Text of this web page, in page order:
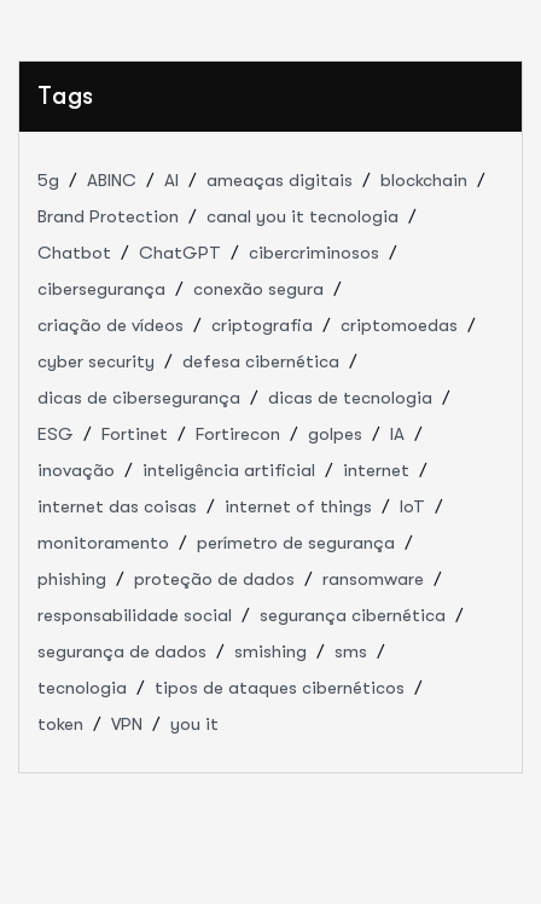
Tags
5g ABINC AI ameaças digitais
blockchain
Brand Protection
canal you it tecnologia
Chatbot
ChatGPT
cibercriminosos
cibersegurança
conexão segura
criação de vídeos
criptografia
criptomoedas
cyber security
defesa cibernética
dicas de cibersegurança
dicas de tecnologia
ESG
Fortinet Fortirecon golpes
IA
inovação
inteligência artificial
internet
internet das coisas
internet of things
IoT
monitoramento
perímetro de segurança
phishing
proteção de dados
ransomware
responsabilidade social
segurança cibernética
segurança de dados
smishing
sms
tecnologia
tipos de ataques cibernéticos
token
VPN you it